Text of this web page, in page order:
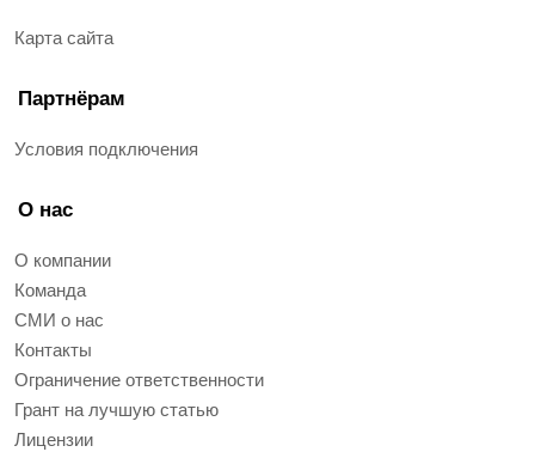
Карта сайта
Партнёрам
Условия подключения
О нас
О компании
Команда
СМИ о нас
Контакты
Ограничение ответственности
Грант на лучшую статью
Лицензии